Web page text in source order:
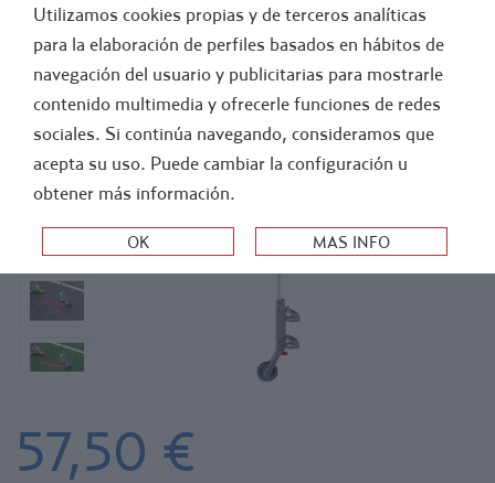
- ATLETISM.. > ACCESORI.. > ELEMENTO..
CAÑA DE MARCAJE PARA SPRAY
57,50 €
Utilizamos cookies propias y de terceros analíticas
para la elaboración de perfiles basados en hábitos de
navegación del usuario y publicitarias para mostrarle
contenido multimedia y ofrecerle funciones de redes
sociales. Si continúa navegando, consideramos que
acepta su uso. Puede cambiar la configuración u
obtener más información.